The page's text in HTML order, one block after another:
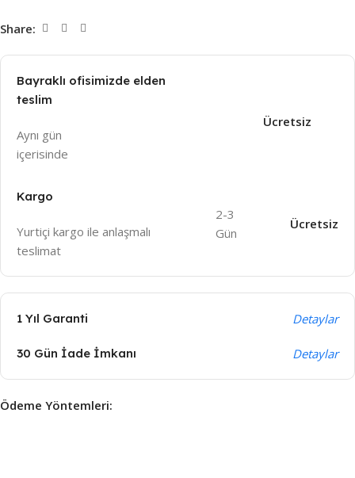
Share:
Bayraklı ofisimizde elden
teslim
Aynı gün
içerisinde
Ücretsiz
Kargo
Yurtiçi kargo ile anlaşmalı
teslimat
2-3
Gün
Ücretsiz
1 Yıl Garanti Detaylar
30 Gün İade İmkanı Detaylar
Ödeme Yöntemleri: